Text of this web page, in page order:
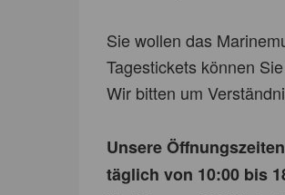
Sie wollen das
Tagestickets können
Wir bitten um
Unsere
täglich von 10:00 bis